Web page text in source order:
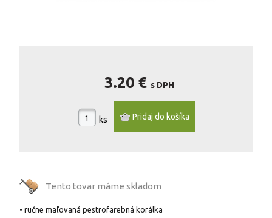
3.20 € s DPH
ks
Tento tovar máme skladom
• ručne maľovaná pestrofarebná korálka